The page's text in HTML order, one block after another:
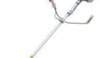
Περισσότερα
Wishlist